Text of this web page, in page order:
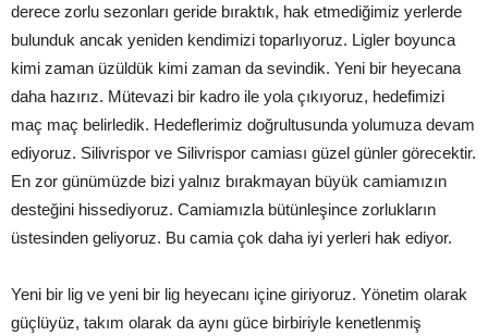
derece zorlu sezonları geride bıraktık, hak etmediğimiz yerlerde
bulunduk ancak yeniden kendimizi toparlıyoruz. Ligler boyunca
kimi zaman üzüldük kimi zaman da sevindik. Yeni bir heyecana
daha hazırız. Mütevazi bir kadro ile yola çıkıyoruz, hedefimizi
maç maç belirledik. Hedeflerimiz doğrultusunda yolumuza devam
ediyoruz. Silivrispor ve Silivrispor camiası güzel günler görecektir.
En zor günümüzde bizi yalnız bırakmayan büyük camiamızın
desteğini hissediyoruz. Camiamızla bütünleşince zorlukların
üstesinden geliyoruz. Bu camia çok daha iyi yerleri hak ediyor.
Yeni bir lig ve yeni bir lig heyecanı içine giriyoruz. Yönetim olarak
güçlüyüz, takım olarak da aynı güce birbiriyle kenetlenmiş